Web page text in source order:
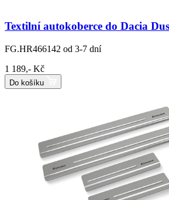
Textilní autokoberce do Dacia
FG.HR466142 od 3-7 dní
1 189,- Kč
Do košíku